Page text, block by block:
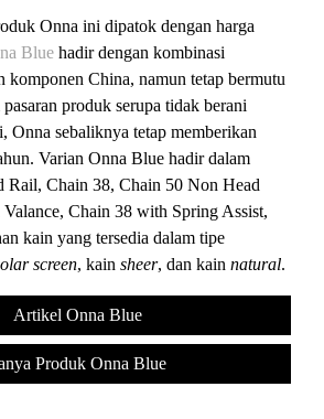
Onna ini dipatok dengan harga
Blue hadir dengan kombinasi
komponen China, namun tetap bermutu
produk serupa tidak berani
Onna sebaliknya tetap memberikan
Varian Onna Blue hadir dalam
Rail, Chain 38, Chain 50 Non Head
Chain 38 with Spring Assist,
kain yang tersedia dalam tipe
screen, kain sheer, dan kain natural.
Artikel Onna Blue
Produk Onna Blue